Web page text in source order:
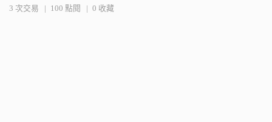
3 次交易 100 點閱 0 收藏